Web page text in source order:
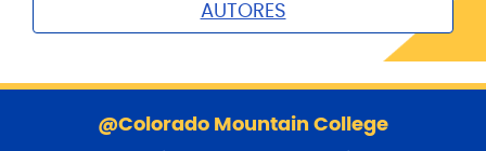
AUTORES
@Colorado Mountain College